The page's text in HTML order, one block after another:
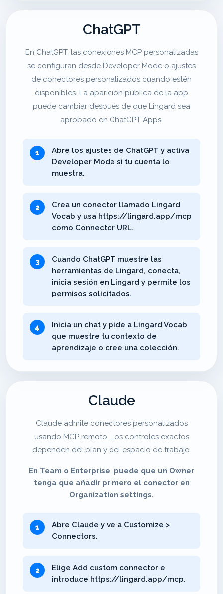
ChatGPT
En ChatGPT, las conexiones MCP personalizadas
se configuran desde Developer Mode o ajustes
de conectores personalizados cuando estén
disponibles. La aparición pública de la app
puede cambiar después de que Lingard sea
aprobado en ChatGPT Apps.
Abre los ajustes de ChatGPT y activa
Developer Mode si tu cuenta lo
muestra.
Crea un conector llamado Lingard
Vocab y usa https://lingard.app/mcp
como Connector URL.
Cuando ChatGPT muestre las
herramientas de Lingard, conecta,
inicia sesión en Lingard y permite los
permisos solicitados.
Inicia un chat y pide a Lingard Vocab
que muestre tu contexto de
aprendizaje o cree una colección.
Claude
Claude admite conectores personalizados
usando MCP remoto. Los controles exactos
dependen del plan y del espacio de trabajo.
En Team o Enterprise, puede que un Owner
tenga que añadir primero el conector en
Organization settings.
Abre Claude y ve a Customize >
Connectors.
Elige Add custom connector e
introduce https://lingard.app/mcp.